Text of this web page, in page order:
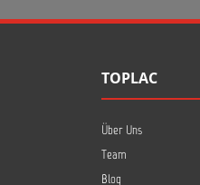
TOPLAC
Über Uns
Team
Blog